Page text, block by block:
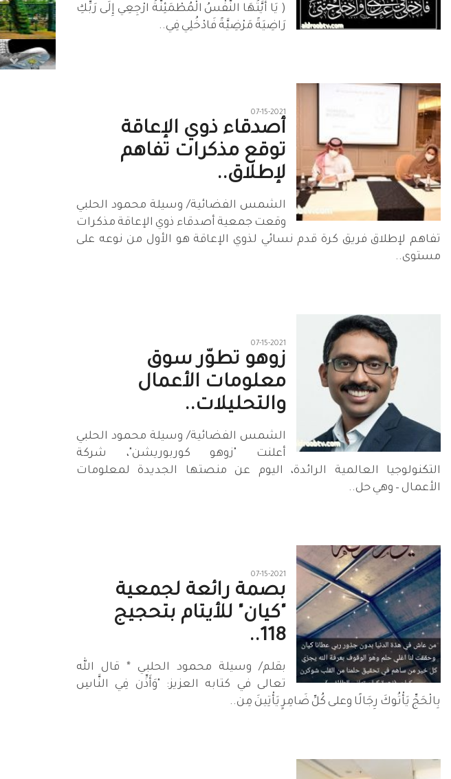
( يَا أَيَّتُهَا النَّفْسُ الْمُطْمَئِنَّةُ ارْجِعِي إِلَى رَبِّكِ
رَاضِيَةً مَرْضِيَّةً فَادْخُلِي فِي..
07-15-2021
أصدقاء ذوي الإعاقة
توقع مذكرات تفاهم
لإطلاق..
الشمس الفضائية/ وسيلة محمود الحلبي
وقعت جمعية أصدقاء ذوي الإعاقة مذكرات
تفاهم لإطلاق فريق كرة قدم نسائي لذوي الإعاقة هو الأول من نوعه على
مستوى..
07-15-2021
زوهو تطوّر سوق
معلومات الأعمال
والتحليلات..
الشمس الفضائية/ وسيلة محمود الحلبي
أعلنت "زوهو كوربوريشن"، شركة
التكنولوجيا العالمية الرائدة، اليوم عن منصتها الجديدة لمعلومات
الأعمال – وهي حل..
07-15-2021
بصمة رائعة لجمعية
"كيان" للأيتام بتحجيج
118..
بقلم/ وسيلة محمود الحلبي * قال الله
تعالى في كتابه العزيز: "وَأَذِّن فِي النَّاسِ
بِالْحَجِّ يَأْتُوكَ رِجَالًا وعلى كُلِّ ضَامِرٍ يَأْتِينَ مِن..